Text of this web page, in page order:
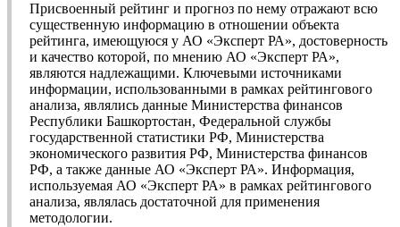
Присвоенный рейтинг и прогноз по нему отражают всю
существенную информацию в отношении объекта
рейтинга, имеющуюся у АО «Эксперт РА», достоверность
и качество которой, по мнению АО «Эксперт РА»,
являются надлежащими. Ключевыми источниками
информации, использованными в рамках рейтингового
анализа, являлись данные Министерства финансов
Республики Башкортостан, Федеральной службы
государственной статистики РФ, Министерства
экономического развития РФ, Министерства финансов
РФ, а также данные АО «Эксперт РА». Информация,
используемая АО «Эксперт РА» в рамках рейтингового
анализа, являлась достаточной для применения
методологии.